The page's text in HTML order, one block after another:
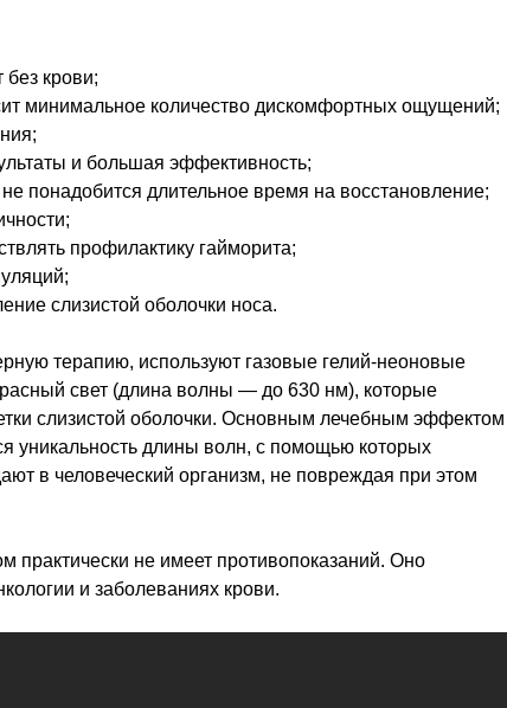
без крови;
минимальное количество дискомфортных ощущений;
и большая эффективность;
понадобится длительное время на восстановление;
профилактику гайморита;
слизистой оболочки носа.
терапию, используют газовые гелий-неоновые
свет (длина волны — до 630 нм), которые
слизистой оболочки. Основным лечебным эффектом
уникальность длины волн, с помощью которых
в человеческий организм, не повреждая при этом
практически не имеет противопоказаний. Оно
и заболеваниях крови.